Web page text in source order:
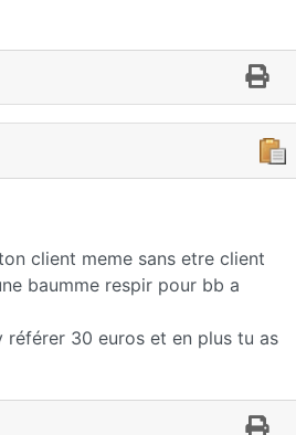
client meme sans etre client
baumme respir pour bb a
30 euros et en plus tu as